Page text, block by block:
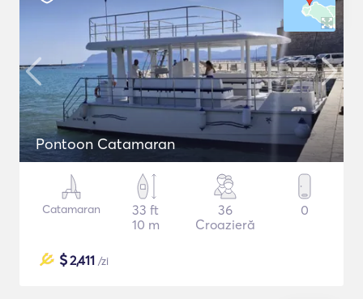
Pontoon Catamaran
Catamaran
33 ft
10 m
36
Croazieră
0
$2,411 /zi